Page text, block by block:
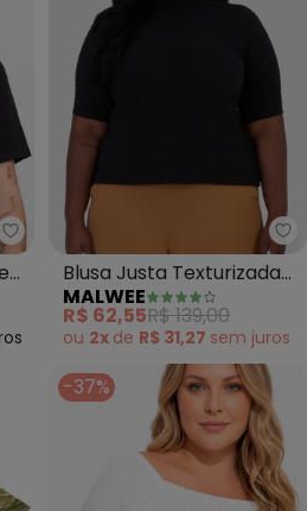
Secret Glam - Blusa Feminina
Blusa Justa Texturizada
Plus (Preto)
MALWEE
R$ 62,55R$ 139,00
ou 2x de R$ 31,27 sem juros
-37%